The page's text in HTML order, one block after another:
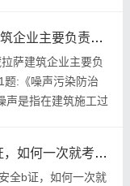
2026年西藏拉萨建筑企业主要负责人，难度如何？
萨建筑企业主要负
题:《噪声污染防治
声是指在建筑施工过
:吊运散装模板时，
料平台上B.单块吊
西藏自治区安全b证，如何一次就考过？
全b证，如何一次就